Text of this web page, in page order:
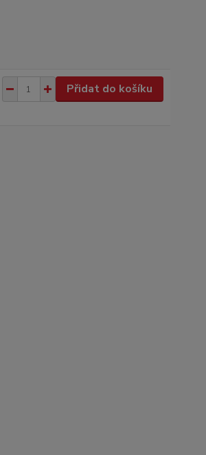
Přidat do košíku